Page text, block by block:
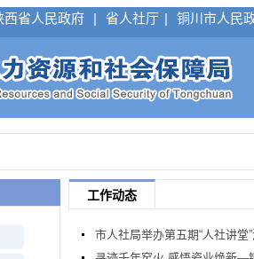
西省人民政府 | 省人社厅 | 铜川市人民
工作动态
市人社局举办第五期“人社讲堂